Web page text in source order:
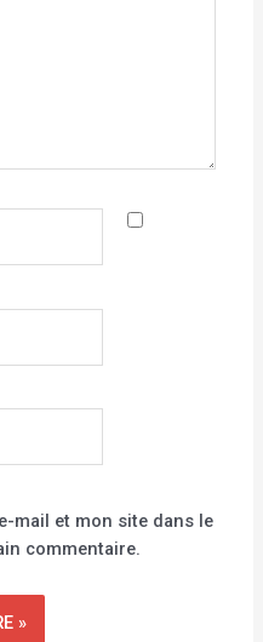
mail et mon site dans le
commentaire.